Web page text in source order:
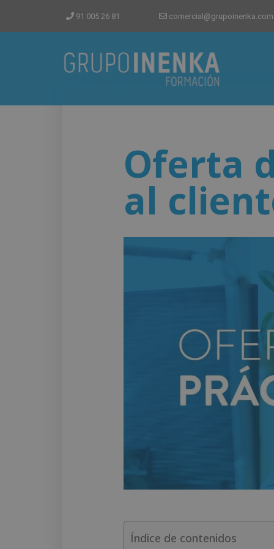
91 005 26 81 comercial@grupoinenka.com
Oferta
al
Índice de contenidos